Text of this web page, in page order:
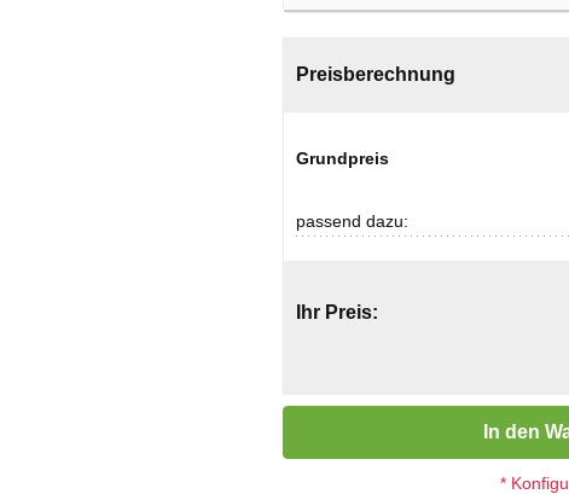
Preisberechnung
Grundpreis
passend dazu:
Ihr Preis:
Produkt Anzahl: Gib den
In den
*